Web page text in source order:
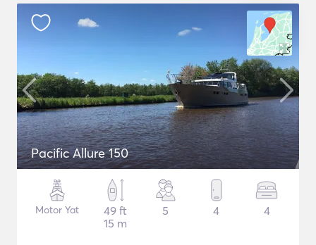
Pacific Allure 150
Motor Yat
49 ft
15 m
5 4 4